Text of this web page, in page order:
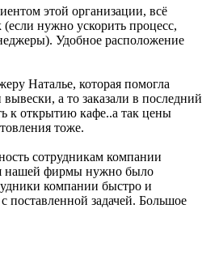
этой организации, всё
(если нужно ускорить процесс,
Удобное расположение
Наталье, которая помогла
а то заказали в последний
к открытию кафе..а так цены
тоже.
сотрудникам компании
нашей фирмы нужно было
компании быстро и
поставленной задачей. Большое